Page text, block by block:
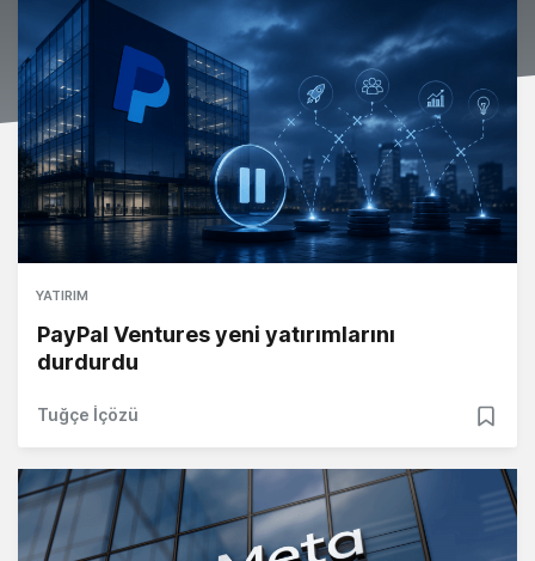
YATIRIM
PayPal Ventures yeni yatırımlarını
durdurdu
Tuğçe İçözü